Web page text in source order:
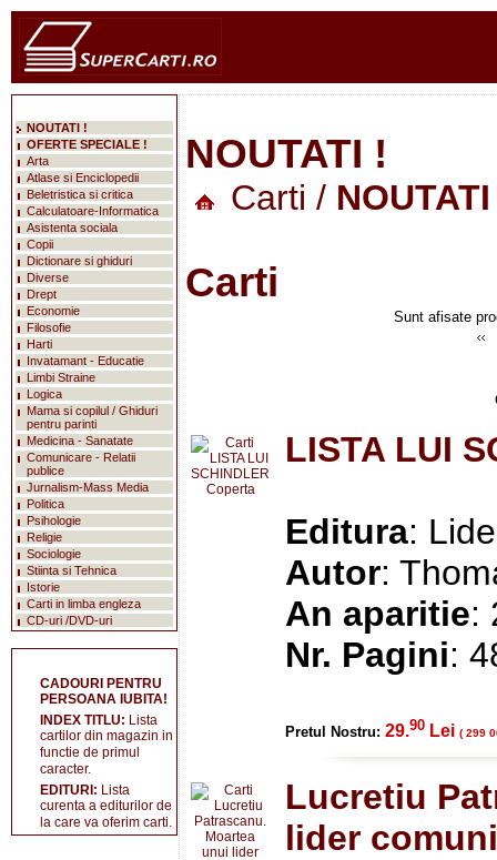
NOUTATI !
Carti /
Carti
Sunt afisate
LISTA LUI
Editura:
Autor:
An aparitie:
Nr. Pagini:
Pretul Nostru: 29.90 Lei ( 299
Lucretiu
lider
NOUTATI !
OFERTE SPECIALE !
Arta
Atlase si Enciclopedii
Beletristica si critica
Calculatoare-Informatica
Asistenta sociala
Copii
Dictionare si ghiduri
Diverse
Drept
Economie
Filosofie
Harti
Invatamant - Educatie
Limbi Straine
Logica
Mama si copilul / Ghiduri
pentru parinti
Medicina - Sanatate
Comunicare - Relatii
publice
Jurnalism-Mass Media
Politica
Psihologie
Religie
Sociologie
Stiinta si Tehnica
Istorie
Carti in limba engleza
CD-uri /DVD-uri
CADOURI PENTRU
PERSOANA IUBITA!
INDEX TITLU: Lista
cartilor din magazin in
functie de primul
caracter.
EDITURI: Lista
curenta a editurilor de
la care va oferim carti.